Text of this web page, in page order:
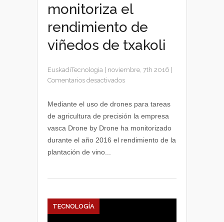
monitoriza el
rendimiento de
viñedos de txakoli
EuskadiTecnologia noviembre, 7th 2016
Comentarios desactivadosen
monitoriza
el
rendimiento
Mediante el uso de drones para tareas
de agricultura de precisión la empresa
vasca Drone by Drone ha monitorizado
durante el año 2016 el rendimiento de la
plantación de vino...
TECNOLOGÍA